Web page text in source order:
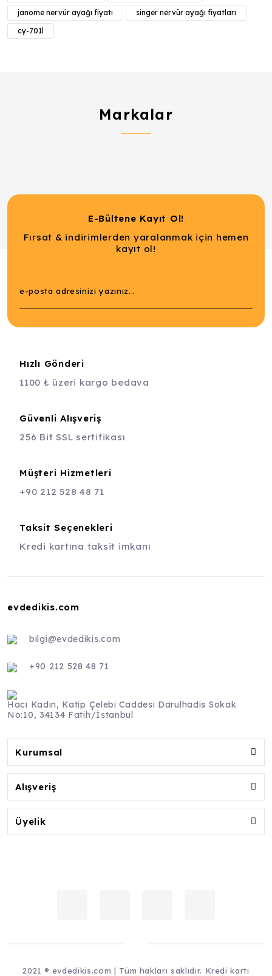
janome nervür ayağı fiyatı
singer nervür ayağı fiyatları
cy-701l
Markalar
E-Bültene Kayıt Ol!
Fırsat & indirimlerden yaralanmak için hemen
kayıt ol!
Hızlı Gönderi
1100 ₺ üzeri kargo bedava
Güvenli Alışveriş
256 Bit SSL sertifikası
Müşteri Hizmetleri
+90 212 528 48 71
Taksit Seçenekleri
Kredi kartına taksit imkanı
evdedikis.com
bilgi@evdedikis.com
+90 212 528 48 71
Hacı Kadın, Katip Çelebi Caddesi Darulhadis Sokak
No:10, 34134 Fatih/İstanbul
Kurumsal
Alışveriş
Üyelik
2021 ® evdedikis.com | Tüm hakları saklıdır. Kredi kartı